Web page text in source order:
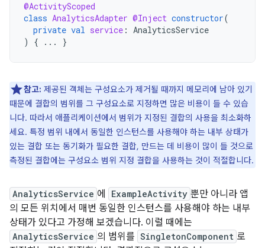
@ActivityScoped
class AnalyticsAdapter @Inject constructor(
private val service : AnalyticsService
)
{ ... }
참고: 제공된 객체는 구성요소가 제거될 때까지 메모리에 남아 있기
때문에 결합의 범위를 그 구성요소로 지정하면 많은 비용이 들 수 있습
니다. 따라서 애플리케이션에서 범위가 지정된 결합의 사용을 최소화하
세요. 특정 범위 내에서 동일한 인스턴스를 사용해야 하는 내부 상태가
있는 결합 또는 동기화가 필요한 결합, 만드는 데 비용이 많이 들 것으로
측정된 결합에는 구성요소 범위 지정 결합을 사용하는 것이 적절합니다.
AnalyticsService 에 ExampleActivity 뿐만 아니라 앱
의 모든 위치에서 매번 동일한 인스턴스를 사용해야 하는 내부
상태가 있다고 가정해 보겠습니다. 이럴 때에는
AnalyticsService 의 범위를 SingletonComponent 로